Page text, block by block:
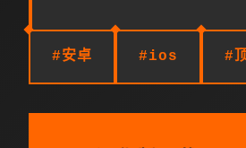
#安卓 #ios #